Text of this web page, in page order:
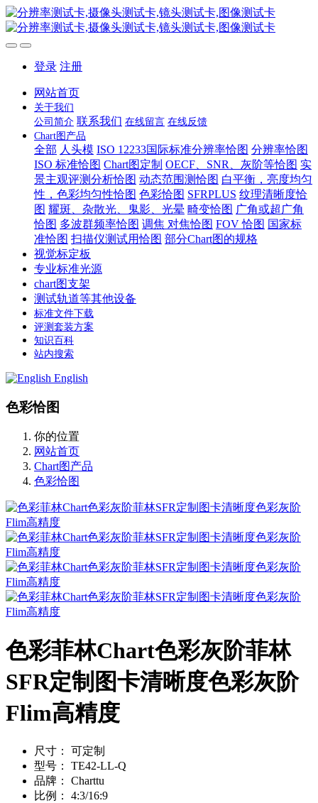
登录 注册
网站首页
关于我们
公司简介 联系我们 在线留言 在线反馈
Chart图产品
全部 人头模 ISO 12233国际标准分辨率恰图 分辨率恰图
ISO 标准恰图 Chart图定制 OECF、SNR、灰阶等恰图 实
景主观评测分析恰图 动态范围测恰图 白平衡，亮度均匀
性，色彩均匀性恰图 色彩恰图 SFRPLUS 纹理清晰度恰
图 耀斑、杂散光、鬼影、光晕 畸变恰图 广角或超广角
恰图 多波群频率恰图 调焦 对焦恰图 FOV 恰图 国家标
准恰图 扫描仪测试用恰图 部分Chart图的规格
视觉标定板
专业标准光源
chart图支架
测试轨道等其他设备
标准文件下载
评测套装方案
知识百科
站内搜索
English
色彩恰图
你的位置
网站首页
Chart图产品
色彩恰图
色彩菲林Chart色彩灰阶菲林
SFR定制图卡清晰度色彩灰阶
Flim高精度
尺寸：
可定制
型号：
TE42-LL-Q
品牌：
Charttu
比例：
4:3/16:9